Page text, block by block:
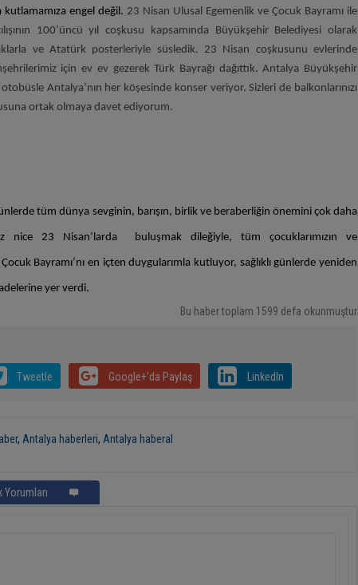
engel değil. 23 Nisan Ulusal Egemenlik ve Çocuk Bayramı ile
100’üncü yıl coşkusu kapsamında Büyükşehir Belediyesi olarak
ve Atatürk posterleriyle süsledik. 23 Nisan coşkusunu evlerinde
için ev ev gezerek Türk Bayrağı dağıttık. Antalya Büyükşehir
Antalya’nın her köşesinde konser veriyor. Sizleri de balkonlarınızı
ortak olmaya davet ediyorum.
tüm dünya sevginin, barışın, birlik ve beraberliğin önemini çok daha
nice 23 Nisan’larda buluşmak dileğiyle, tüm çocuklarımızın ve
Bayramı’nı en içten duygularımla kutluyor, sağlıklı günlerde yeniden
yer verdi.
Bu haber toplam 1599 defa okunmuştur
Tweetle Google+'da Paylaş LinkedIn
, Antalya haberleri, Antalya haberal
Yorumları